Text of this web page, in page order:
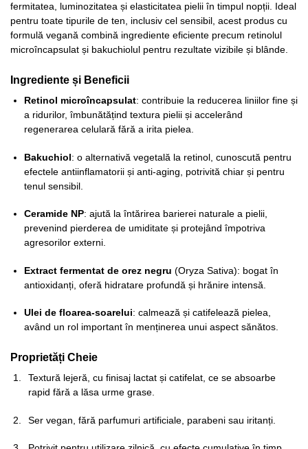
fermitatea, luminozitatea și elasticitatea pielii în timpul nopții. Ideal
pentru toate tipurile de ten, inclusiv cel sensibil, acest produs cu
formulă vegană combină ingrediente eficiente precum retinolul
microîncapsulat și bakuchiolul pentru rezultate vizibile și blânde.
Ingrediente și Beneficii
Retinol microîncapsulat: contribuie la reducerea liniilor fine și
a ridurilor, îmbunătățind textura pielii și accelerând
regenerarea celulară fără a irita pielea.
Bakuchiol: o alternativă vegetală la retinol, cunoscută pentru
efectele antiinflamatorii și anti-aging, potrivită chiar și pentru
tenul sensibil.
Ceramide NP: ajută la întărirea barierei naturale a pielii,
prevenind pierderea de umiditate și protejând împotriva
agresorilor externi.
Extract fermentat de orez negru (Oryza Sativa): bogat în
antioxidanți, oferă hidratare profundă și hrănire intensă.
Ulei de floarea-soarelui: calmează și catifelează pielea,
având un rol important în menținerea unui aspect sănătos.
Proprietăți Cheie
Textură lejeră, cu finisaj lactat și catifelat, ce se absoarbe
rapid fără a lăsa urme grase.
Ser vegan, fără parfumuri artificiale, parabeni sau iritanți.